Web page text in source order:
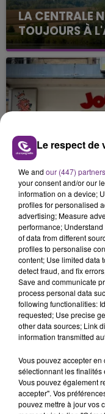
LA CENTRALE
TOUJOURS À
Cela fait déjà
nucléaire
justifiée par la
présente.
LE MAGASIN
SES PORTES
C'était l'une des
rémois. Le
fermer ses
TITRES
14h25
14h25
INDOCHINE
Nos
Le respect de
We and our (447) partners
your consent and/or our
information on a device;
profiles for personalised
advertising; Measure
performance;
of data from different
profiles to personalise
content; Use limited data
detect fraud, and fix
Save and communicate
process personal data
following functionalities:
requested; Use precise
other data sources; Link
information transmitted
Vous pouvez accepter en
sélectionnant les finalités
Vous pouvez également
accepter". Vos
pouvez mettre à jour vos